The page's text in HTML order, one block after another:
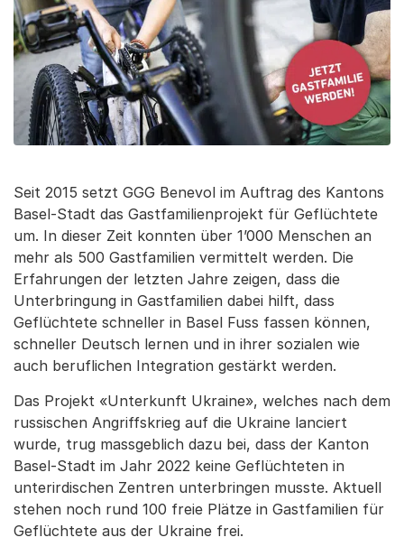
Seit 2015 setzt GGG Benevol im Auftrag des Kantons
Basel-Stadt das Gastfamilienprojekt für Geflüchtete
um. In dieser Zeit konnten über 1’000 Menschen an
mehr als 500 Gastfamilien vermittelt werden. Die
Erfahrungen der letzten Jahre zeigen, dass die
Unterbringung in Gastfamilien dabei hilft, dass
Geflüchtete schneller in Basel Fuss fassen können,
schneller Deutsch lernen und in ihrer sozialen wie
auch beruflichen Integration gestärkt werden.
Das Projekt «Unterkunft Ukraine», welches nach dem
russischen Angriffskrieg auf die Ukraine lanciert
wurde, trug massgeblich dazu bei, dass der Kanton
Basel-Stadt im Jahr 2022 keine Geflüchteten in
unterirdischen Zentren unterbringen musste. Aktuell
stehen noch rund 100 freie Plätze in Gastfamilien für
Geflüchtete aus der Ukraine frei.